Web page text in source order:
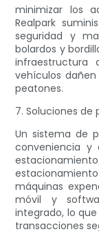
minimizar los
Realpark
seguridad y
bolardos y
infraestructura
vehículos
peatones.
7. Soluciones
Un sistema de
conveniencia y
máquinas
móvil y
integrado, lo
transacciones